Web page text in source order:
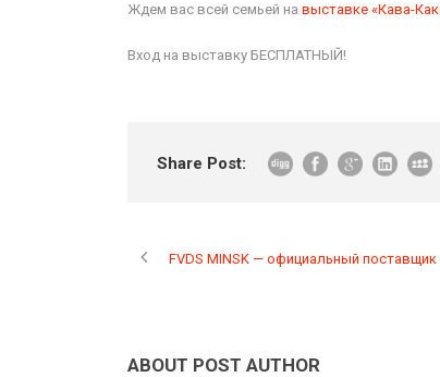
Ждем вас всей семьей на выставке «Кава-
Вход на выставку БЕСПЛАТНЫЙ!
Share Post:
FVDS MINSK — официальный
ABOUT POST AUTHOR